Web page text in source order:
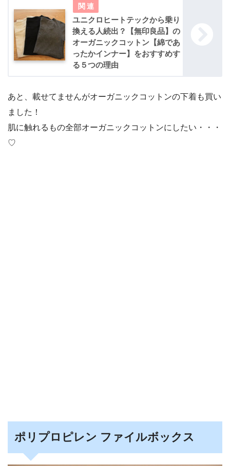
ユニクロヒートテックから乗り
換える人続出？【無印良品】の
オーガニックコットン【綿であ
ったかインナー】をおすすめす
る５つの理由
あと、載せてませんがオーガニックコットンの下着も買い
ました！
肌に触れるもの全部オーガニックコットンにしたい・・・
♡
ポリプロピレン ファイルボックス